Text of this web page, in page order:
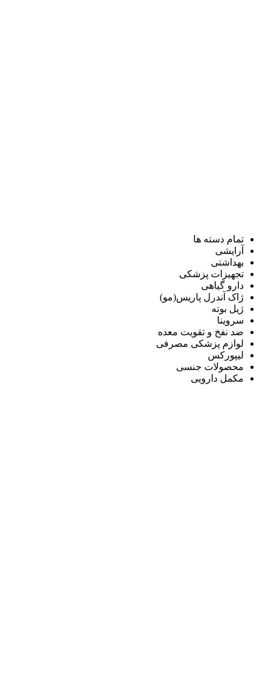
تمام دسته ها
آرایشی
بهداشتی
تجهیزات پزشکی
دارو گیاهی
ژاک آندرل پاریس(مو)
ژیل بوته
سروینا
ضد نفخ و تقویت معده
لوازم پزشکی مصرفی
لیپورکس
محصولات جنسی
مکمل دارویی